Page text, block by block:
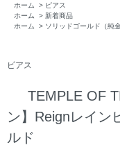
ホーム > ピアス
ホーム
> 新着商品
ホーム
> ソリッドゴールド（純金
ピアス
TEMPLE OF
ン】Reignレイ
ルド